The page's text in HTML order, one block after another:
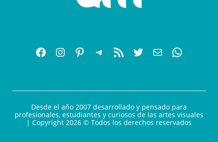
Desde el año 2007 desarrollado y pensado para
profesionales, estudiantes y curiosos de las artes visuales
| Copyright 2026 © Todos los derechos reservados